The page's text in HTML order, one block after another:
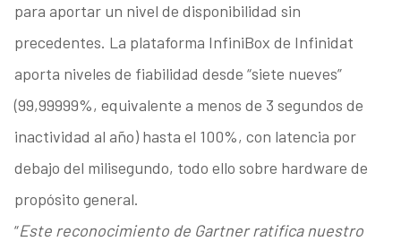
para aportar un nivel de disponibilidad sin
precedentes. La plataforma InfiniBox de Infinidat
aporta niveles de fiabilidad desde “siete nueves”
(99,99999%, equivalente a menos de 3 segundos de
inactividad al año) hasta el 100%, con latencia por
debajo del milisegundo, todo ello sobre hardware de
propósito general.
“Este reconocimiento de Gartner ratifica nuestro